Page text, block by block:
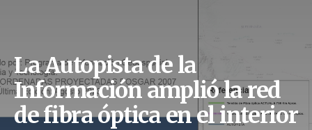
La Autopista de la
Información amplió la red
de fibra óptica en el interior